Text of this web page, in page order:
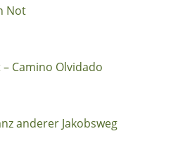
Not
Camino Olvidado
anderer Jakobsweg